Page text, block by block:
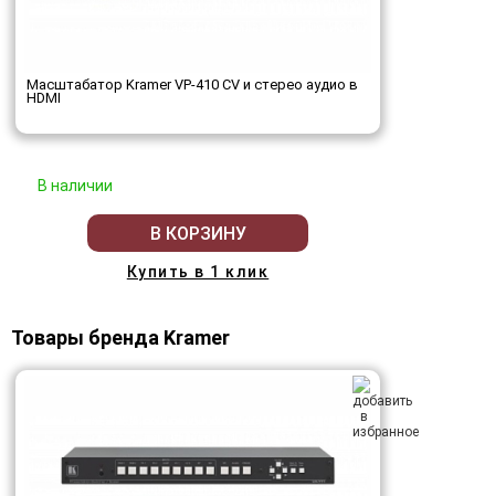
Масштабатор Kramer VP-410 CV и стерео аудио в
HDMI
В наличии
В КОРЗИНУ
Купить в 1 клик
Товары бренда Kramer